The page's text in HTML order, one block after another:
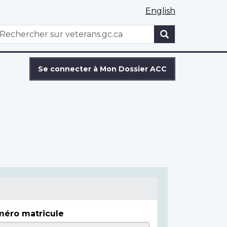
English
WxT
Se connecter à Mon Dossier ACC
matricule